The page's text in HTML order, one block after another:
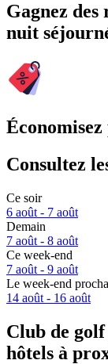
Gagnez des
nuit
Consultez
Ce soir
6 août - 7 août
Demain
7 août - 8 août
Ce week-end
7 août - 9 août
Le week-end
14 août - 16 août
Club de
hôtels à